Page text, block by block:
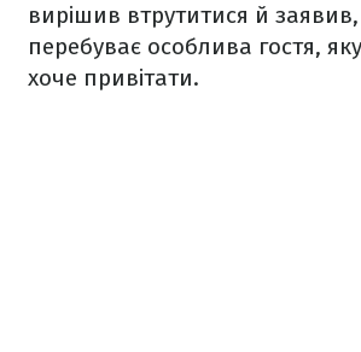
вирішив втрутитися й
перебуває особлива гостя,
хоче привітати.